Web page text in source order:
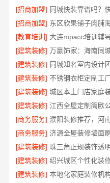
[招商加盟] 同城快装靠谱吗？
[招商加盟] 东区欣果铺子肉脯
[教育培训] 大连mpacc培训辅
[建筑装修] 万赢饰家：海南同
[建筑装修]
[建筑装修] 不锈钢衣柜定制工
[建筑装修]
[建筑装修] 江西全屋定制简欧
[商务服务]
[商务服务]
[建筑装修]
[建筑装修]
[建筑装修] 本地化家庭装修机